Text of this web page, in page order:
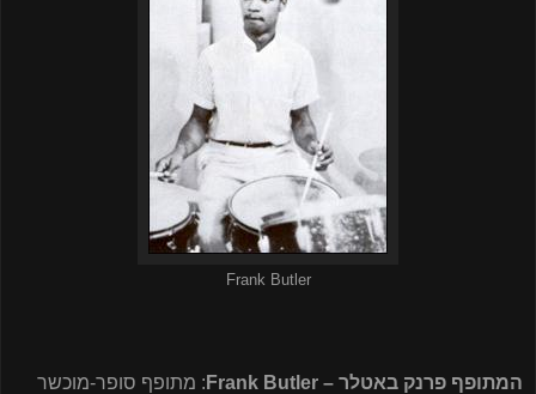
Frank Butler
המתופף פרנק באטלר – Frank Butler : מתופף סופר-מוכשר